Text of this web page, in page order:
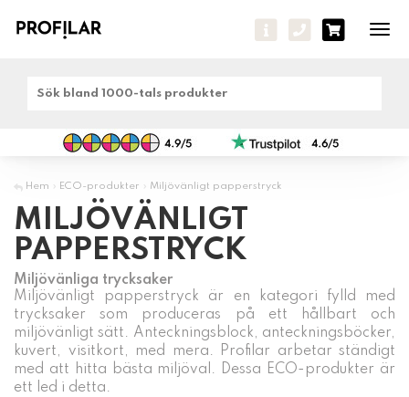
Hem » ECO-produkter » Miljövänligt papperstryck
MILJÖVÄNLIGT
PAPPERSTRYCK
Miljövänliga trycksaker
Miljövänligt papperstryck är en kategori fylld med
trycksaker som produceras på ett hållbart och
miljövänligt sätt. Anteckningsblock, anteckningsböcker,
kuvert, visitkort, med mera. Profilar arbetar ständigt
med att hitta bästa miljöval. Dessa ECO-produkter är
ett led i detta.